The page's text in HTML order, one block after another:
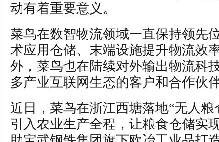
动有着重要意义。
菜鸟在数智物流领域一直保持领先
术应用仓储、末端设施提升物流效
外，菜鸟也在陆续对外输出物流科
多产业互联网生态的客户和合作伙
近日，菜鸟在浙江西塘落地“无人
引入农业生产全程，让粮食仓储实